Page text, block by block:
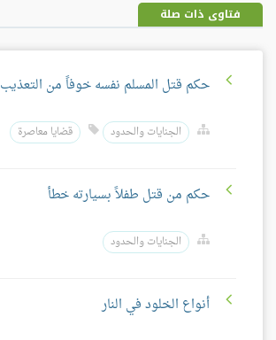
فتاوى ذات صلة
حكم قتل المسلم نفسه خوفاً من التعذيب
الجنايات والحدود قضايا معاصرة
حكم من قتل طفلاً بسيارته خطأ
الجنايات والحدود
أنواع الخلود في النار